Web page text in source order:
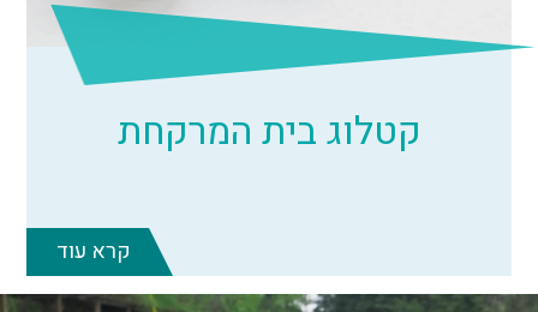
קטלוג בית המרקחת
קרא עוד